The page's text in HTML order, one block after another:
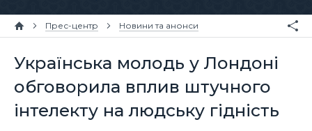
Прес-центр Новини та анонси
Українська молодь у Лондоні
обговорила вплив штучного
інтелекту на людську гідність